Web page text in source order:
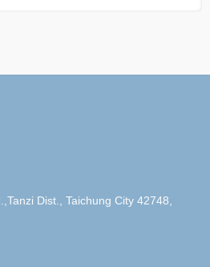
Dist., Taichung City 42748,